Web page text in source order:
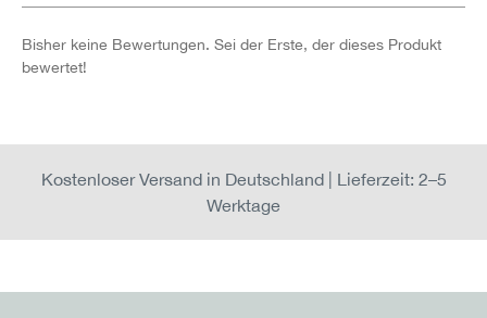
Bisher keine Bewertungen. Sei der Erste, der dieses Produkt
bewertet!
Kostenloser Versand in Deutschland | Lieferzeit: 2–5
Werktage